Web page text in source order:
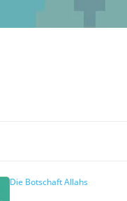
Die Botschaft Allahs